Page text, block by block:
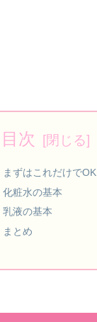
目次
まずはこれだけでOK
化粧水の基本
乳液の基本
まとめ